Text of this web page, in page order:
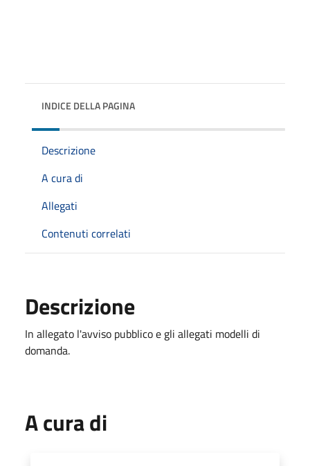
INDICE DELLA PAGINA
Descrizione
A cura di
Allegati
Contenuti correlati
Descrizione
In allegato l'avviso pubblico e gli allegati modelli di
domanda.
A cura di